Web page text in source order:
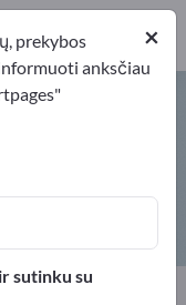
57
Gamintojai
ir optika
×
prekybos
anksčiau
sutinku su